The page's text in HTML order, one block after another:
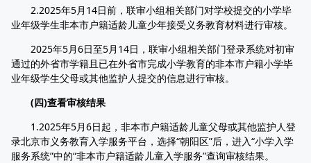
2.2025年5月14日前，联审小组相关部门对学校提交的小学毕
业年级学生非本市户籍适龄儿童少年接受义务教育材料进行审核。
2025年5月6日至5月14日，联审小组相关部门登录系统对初审
通过的外省市学籍且已在外省市完成小学教育的非本市户籍小学毕
业年级学生父母或其他监护人提交的信息进行审核。
(四)查看审核结果
1.2025年5月6日起，非本市户籍适龄儿童父母或其他监护人登
录北京市义务教育入学服务平台，选择“朝阳区”后，进入“小学入学
服务系统”中的“非本市户籍适龄儿童入学服务”查询审核结果。